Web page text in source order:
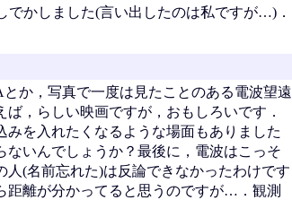
でかしました(言い出したのは私ですが…)．
か，写真で一度は見たことのある電波望遠
，らしい映画ですが，おもしろいです．
を入れたくなるような場面もありました
いんでしょうか？最後に，電波はこっそ
(名前忘れた)は反論できなかったわけです
距離が分かってると思うのですが…．観測